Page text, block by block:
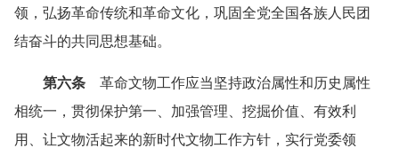
领，弘扬革命传统和革命文化，巩固全党全国各族人民团
结奋斗的共同思想基础。
第六条 革命文物工作应当坚持政治属性和历史属性
相统一，贯彻保护第一、加强管理、挖掘价值、有效利
用、让文物活起来的新时代文物工作方针，实行党委领